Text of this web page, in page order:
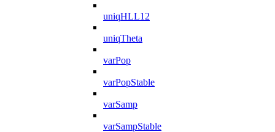
uniqHLL12
uniqTheta
varPop
varPopStable
varSamp
varSampStable